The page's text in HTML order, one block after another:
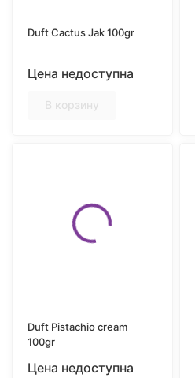
Duft Cactus Jak 100gr
Цена недоступна
В корзину
Duft Pistachio cream
100gr
Цена недоступна